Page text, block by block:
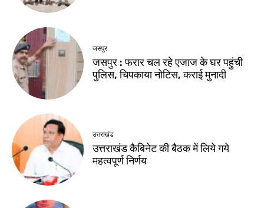
जसपुर
जसपुर : फरार चल रहे एजाज के घर पहुंची
पुलिस, चिपकाया नोटिस, कराई मुनादी
उत्तराखंड
उत्तराखंड कैबिनेट की बैठक में लिये गये
महत्वपूर्ण निर्णय